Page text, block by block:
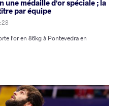
une médaille d'or spéciale ; la
par équipe
l'or en 86kg à Pontevedra en